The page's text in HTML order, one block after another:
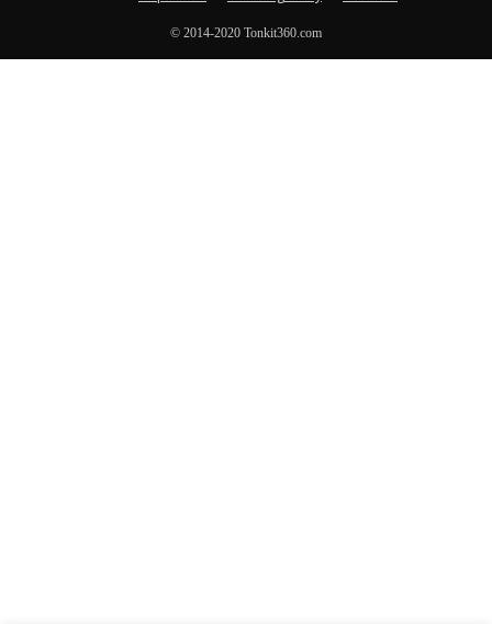
© 2014-2020 Tonkit360.com